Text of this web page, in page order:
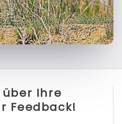
Ihre
Feedback!